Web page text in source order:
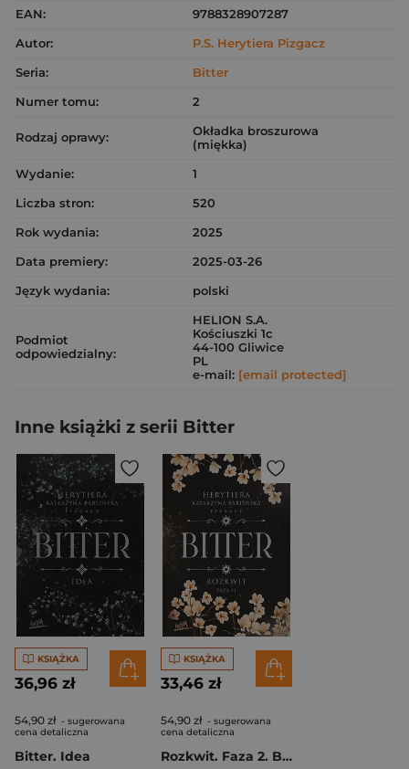
EAN:
9788328907287
Autor:
P.S. Herytiera Pizgacz
Seria:
Bitter
Numer tomu:
2
Rodzaj oprawy:
Okładka broszurowa
(miękka)
Wydanie:
1
Liczba stron:
520
Rok wydania:
2025
Data premiery:
2025-03-26
Język wydania:
polski
Podmiot
odpowiedzialny:
HELION S.A.
Kościuszki 1c
44-100 Gliwice
PL
e-mail: [email protected]
Inne książki z serii Bitter
KSIĄŻKA
36,96 zł
54,90 zł - sugerowana
cena detaliczna
Bitter. Idea
KSIĄŻKA
33,46 zł
54,90 zł - sugerowana
cena detaliczna
Rozkwit. Faza 2. Bitter